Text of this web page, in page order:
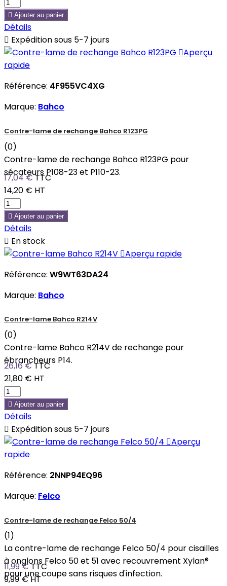
 Ajouter au panier
Détails
 Expédition sous 5-7 jours
Aperçu
rapide
Référence: 4F955VC4XG
Marque: Bahco
Contre-lame de rechange Bahco R123PG
(0)
Contre-lame de rechange Bahco R123PG pour
sécateurs P108-23 et P110-23.
17,04 €TTC
14,20 € HT
 Ajouter au panier
Détails
 En stock
Aperçu rapide
Référence: W9WT63DA24
Marque: Bahco
Contre-lame Bahco R214V
(0)
Contre-lame Bahco R214V de rechange pour
ébrancheurs P14.
26,16 €TTC
21,80 € HT
 Ajouter au panier
Détails
 Expédition sous 5-7 jours
Aperçu
rapide
Référence: 2NNP94EQ96
Marque: Felco
Contre-lame de rechange Felco 50/4
(1)
La contre-lame de rechange Felco 50/4 pour cisailles
à onglons Felco 50 et 51 avec recouvrement Xylan®
pour une coupe sans risques d'infection.
11,99 € TTC
9,99 €HT